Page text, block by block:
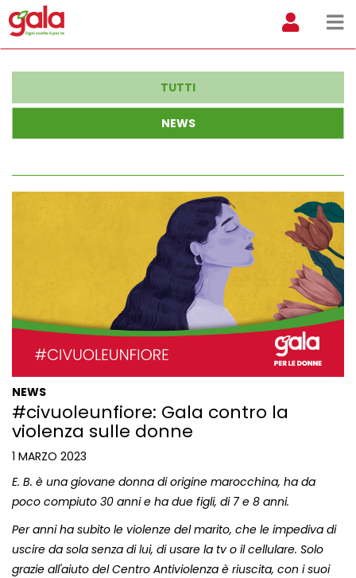
TUTTI
NEWS
NEWS
#civuoleunfiore: Gala contro la
violenza sulle donne
1 MARZO 2023
E. B. è una giovane donna di origine marocchina, ha da
poco compiuto 30 anni e ha due figli, di 7 e 8 anni.
Per anni ha subito le violenze del marito, che le impediva di
uscire da sola senza di lui, di usare la tv o il cellulare. Solo
grazie all'aiuto del Centro Antiviolenza è riuscita, con i suoi